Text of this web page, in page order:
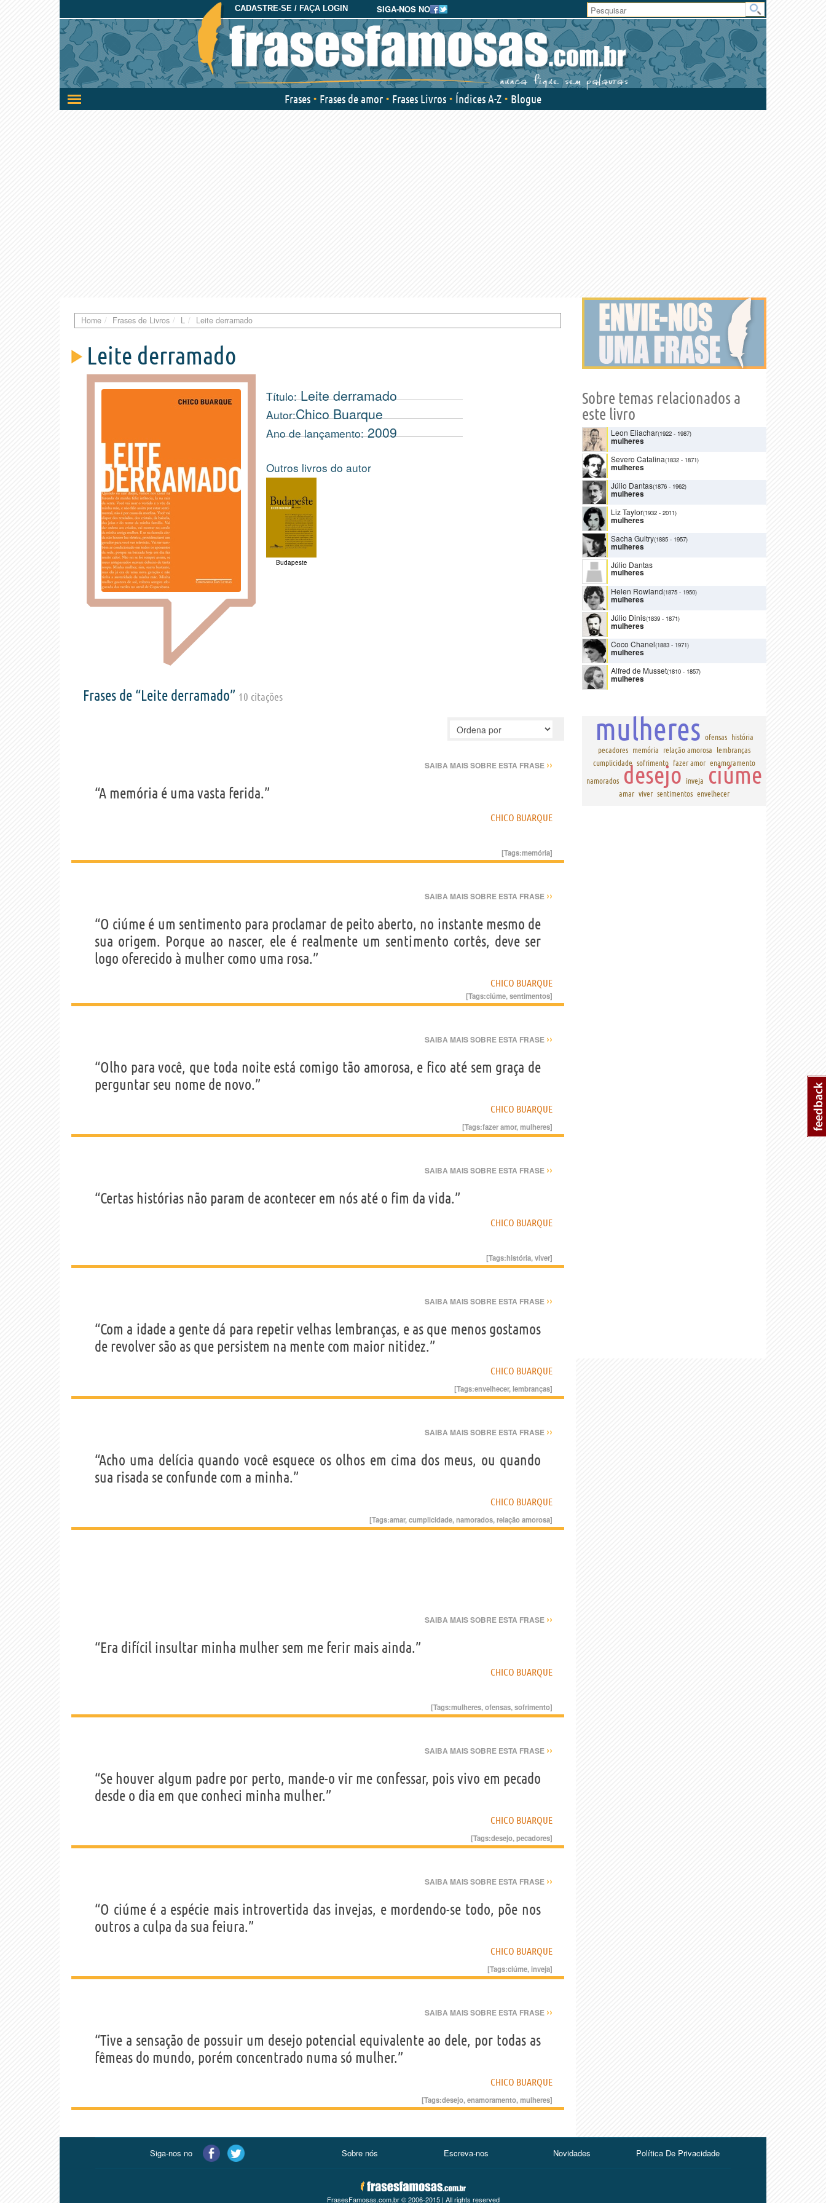
SIGA-NOS NO
CADASTRE-SE / FAÇA LOGIN
Ativar/desativar
a
Área
do
Usuário
Frases Frases de amor Frases Livros Índices A-Z Blogue
Home Frases de Livros L Leite derramado
Leite derramado
Título:Leite derramado
Autor:Chico Buarque
Ano de lançamento:2009
Outros livros do autor
Budapeste
Frases de “Leite derramado” 10 citações
SAIBA MAIS SOBRE ESTA FRASE ››
“A memória é uma vasta ferida.”
CHICO BUARQUE
[Tags:memória]
SAIBA MAIS SOBRE ESTA FRASE ››
“O ciúme é um sentimento para proclamar de peito aberto, no instante mesmo de
sua origem. Porque ao nascer, ele é realmente um sentimento cortês, deve ser
logo oferecido à mulher como uma rosa.”
CHICO BUARQUE
[Tags:ciúme,sentimentos]
SAIBA MAIS SOBRE ESTA FRASE ››
“Olho para você, que toda noite está comigo tão amorosa, e fico até sem graça de
perguntar seu nome de novo.”
CHICO BUARQUE
[Tags:fazer amor,mulheres]
SAIBA MAIS SOBRE ESTA FRASE ››
“Certas histórias não param de acontecer em nós até o fim da vida.”
CHICO BUARQUE
[Tags:história,viver]
SAIBA MAIS SOBRE ESTA FRASE ››
“Com a idade a gente dá para repetir velhas lembranças, e as que menos gostamos
de revolver são as que persistem na mente com maior nitidez.”
CHICO BUARQUE
[Tags:envelhecer,lembranças]
SAIBA MAIS SOBRE ESTA FRASE ››
“Acho uma delícia quando você esquece os olhos em cima dos meus, ou quando
sua risada se confunde com a minha.”
CHICO BUARQUE
[Tags:amar,cumplicidade,namorados,relação amorosa]
SAIBA MAIS SOBRE ESTA FRASE ››
“Era difícil insultar minha mulher sem me ferir mais ainda.”
CHICO BUARQUE
[Tags:mulheres,ofensas,sofrimento]
SAIBA MAIS SOBRE ESTA FRASE ››
“Se houver algum padre por perto, mande-o vir me confessar, pois vivo em pecado
desde o dia em que conheci minha mulher.”
CHICO BUARQUE
[Tags:desejo,pecadores]
SAIBA MAIS SOBRE ESTA FRASE ››
“O ciúme é a espécie mais introvertida das invejas, e mordendo-se todo, põe nos
outros a culpa da sua feiura.”
CHICO BUARQUE
[Tags:ciúme,inveja]
SAIBA MAIS SOBRE ESTA FRASE ››
“Tive a sensação de possuir um desejo potencial equivalente ao dele, por todas as
fêmeas do mundo, porém concentrado numa só mulher.”
CHICO BUARQUE
[Tags:desejo,enamoramento,mulheres]
Sobre temas relacionados a
este livro
Leon Eliachar(1922 - 1987)
mulheres
Severo Catalina(1832 - 1871)
mulheres
Júlio Dantas(1876 - 1962)
mulheres
Liz Taylor(1932 - 2011)
mulheres
Sacha Guitry(1885 - 1957)
mulheres
Júlio Dantas
mulheres
Helen Rowland(1875 - 1950)
mulheres
Júlio Dinis(1839 - 1871)
mulheres
Coco Chanel(1883 - 1971)
mulheres
Alfred de Musset(1810 - 1857)
mulheres
mulheres ofensas
história
pecadores memória relação amorosa
lembranças
cumplicidade sofrimento fazer amor enamoramento
namorados desejo inveja ciúme
amar viver sentimentos envelhecer
Siga-nos no Sobre nós Escreva-nos Novidades Política De Privacidade
FrasesFamosas.com.br © 2006-2015 | All rights reserved